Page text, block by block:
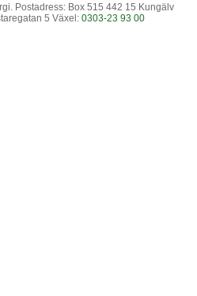
Postadress: Box 515 442 15 Kungälv
5 Växel: 0303-23 93 00